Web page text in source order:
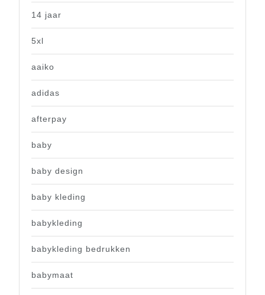
14 jaar
5xl
aaiko
adidas
afterpay
baby
baby design
baby kleding
babykleding
babykleding bedrukken
babymaat